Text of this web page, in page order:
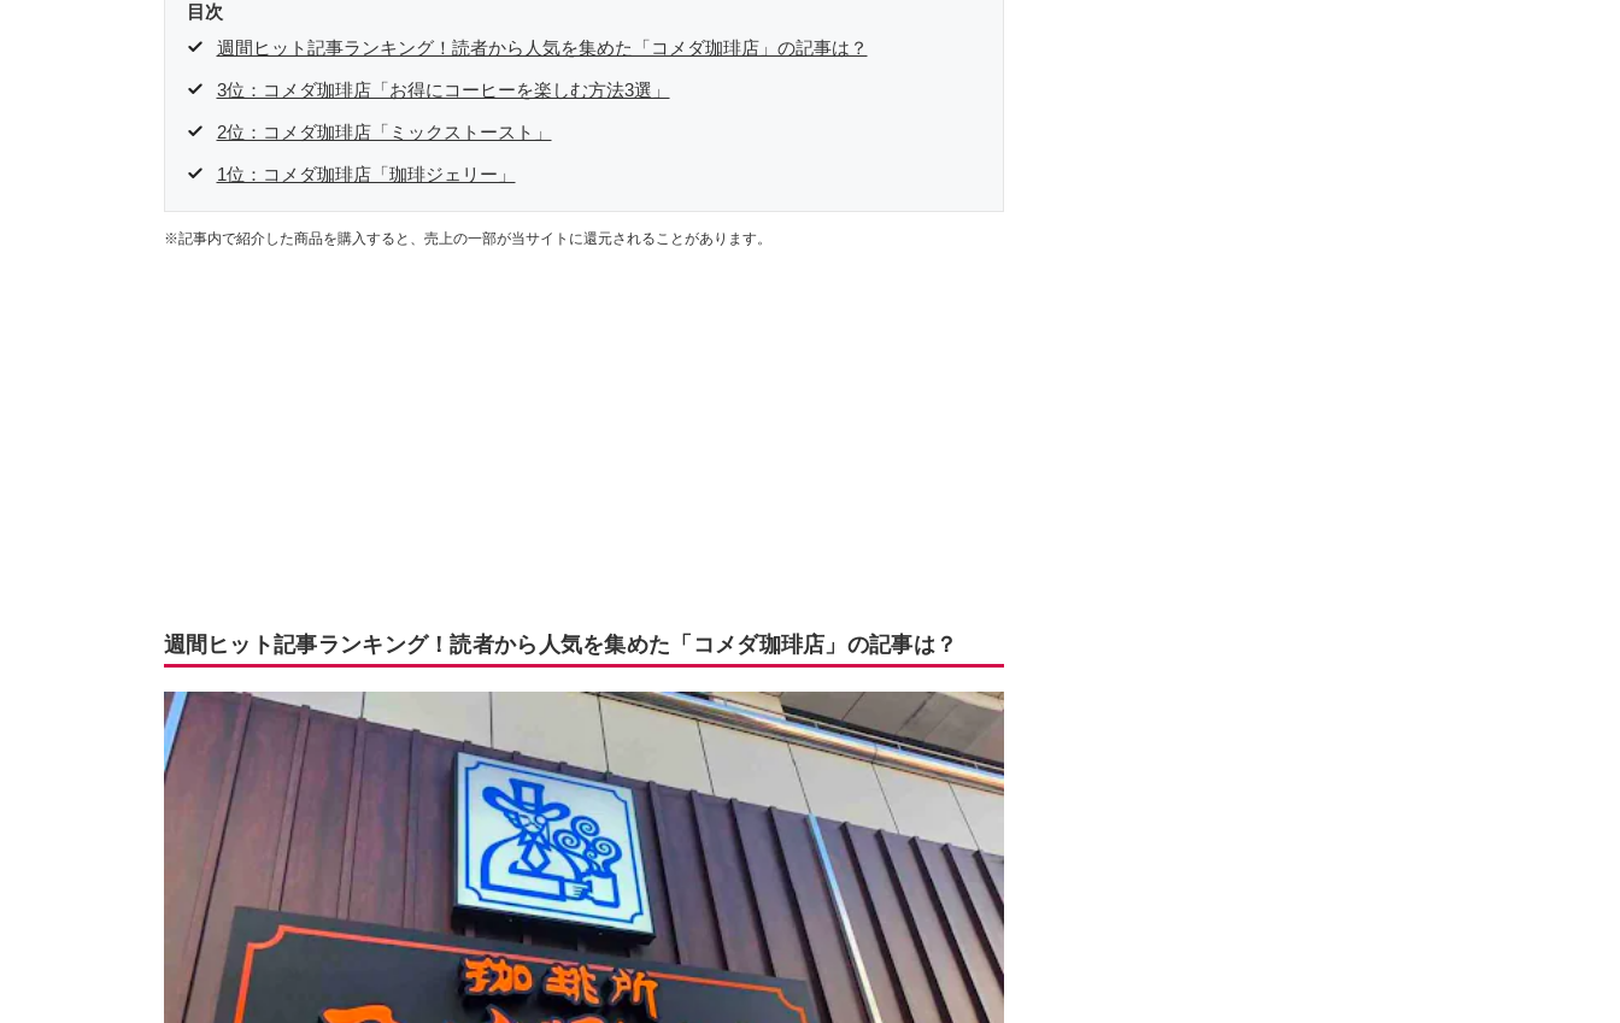
目次
週間ヒット記事ランキング！読者から人気を集めた「コメダ珈琲店」の記事は？
3位：コメダ珈琲店「お得にコーヒーを楽しむ方法3選」
2位：コメダ珈琲店「ミックストースト」
1位：コメダ珈琲店「珈琲ジェリー」
※記事内で紹介した商品を購入すると、売上の一部が当サイトに還元されることがあります。
週間ヒット記事ランキング！読者から人気を集めた「コメダ珈琲店」の記事は？